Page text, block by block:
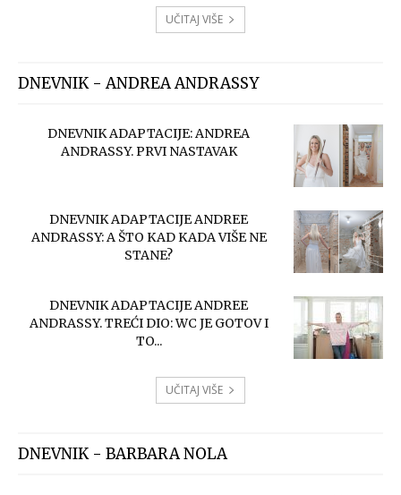
UČITAJ VIŠE
DNEVNIK - ANDREA ANDRASSY
DNEVNIK ADAPTACIJE: ANDREA
ANDRASSY. PRVI NASTAVAK
DNEVNIK ADAPTACIJE ANDREE
ANDRASSY: A ŠTO KAD KADA VIŠE NE
STANE?
DNEVNIK ADAPTACIJE ANDREE
ANDRASSY. TREĆI DIO: WC JE GOTOV I
TO...
UČITAJ VIŠE
DNEVNIK - BARBARA NOLA